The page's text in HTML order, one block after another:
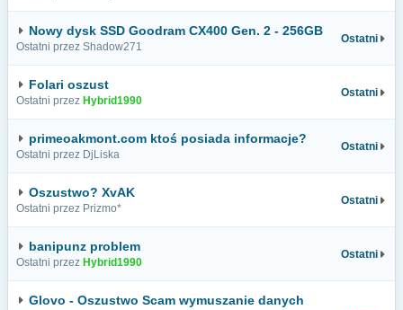
Nowy dysk SSD Goodram CX400 Gen. 2 - 256GB
Ostatni przez Shadow271
Ostatni
Folari oszust
Ostatni przez Hybrid1990
Ostatni
primeoakmont.com ktoś posiada informacje?
Ostatni przez DjLiska
Ostatni
Oszustwo? XvAK
Ostatni przez Prizmo*
Ostatni
banipunz problem
Ostatni przez Hybrid1990
Ostatni
Glovo - Oszustwo Scam wymuszanie danych